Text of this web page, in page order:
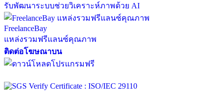
รับพัฒนาระบบช่วยวิเคราะห์ภาพด้วย AI
FreelanceBay
แหล่งรวมฟรีแลนซ์คุณภาพ
ติดต่อโฆษณาบน